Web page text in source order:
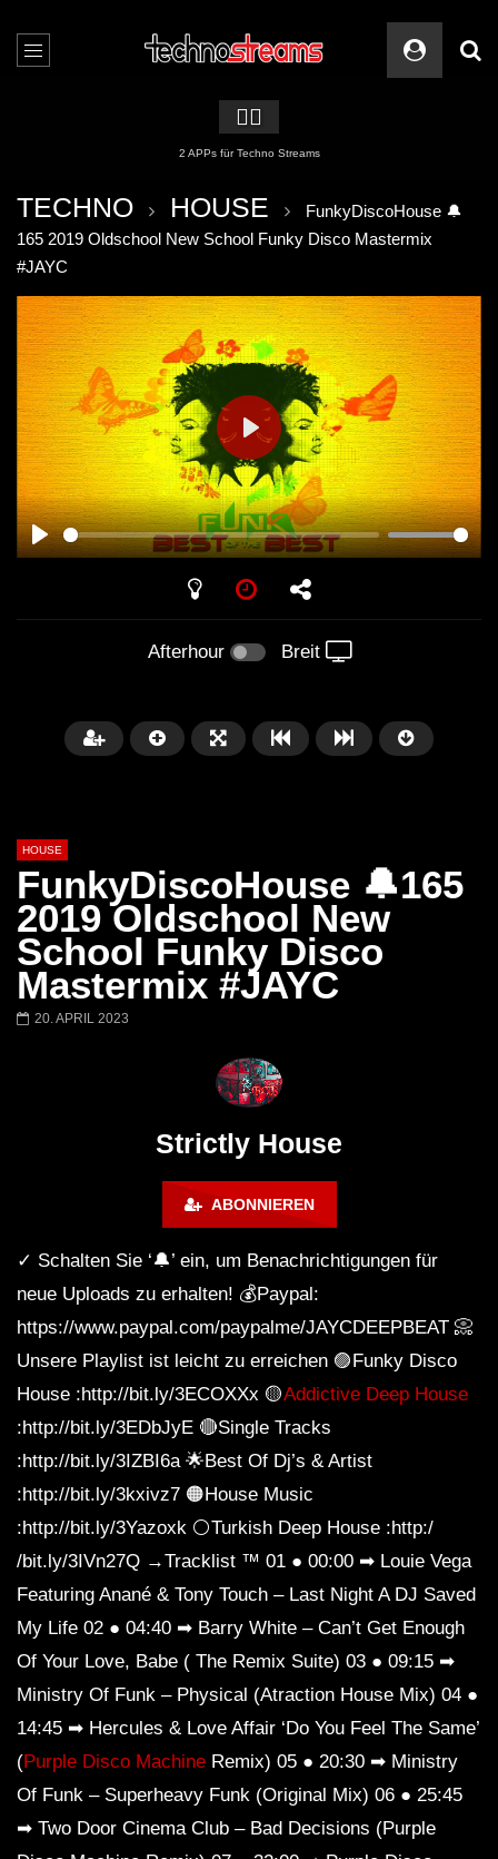
🏳️‍🌈
2 APPs für Techno Streams
TECHNO HOUSE
FunkyDiscoHouse 🔔
165 2019 Oldschool New School Funky Disco Mastermix
#JAYC
PLAY
PLAY
Afterhour Breit
Später
00:20:23
Honey Dijon- Escenario Villa
Maravilla @ Tecate Pal Norte
2023 Monterrey NL 3 31 23
DENNIS FERRER
HOUSE
FunkyDiscoHouse 🔔165
2019 Oldschool New
School Funky Disco
Mastermix #JAYC
20. APRIL 2023
Strictly House
ABONNIEREN
✓ Schalten Sie ‘🔔’ ein, um Benachrichtigungen für
neue Uploads zu erhalten! 💰Paypal:
https://www.paypal.com/paypalme/JAYCDEEPBEAT 📀
Unsere Playlist ist leicht zu erreichen 🟣Funky Disco
House :http://bit.ly/3ECOXXx 🟡Addictive Deep House
:http://bit.ly/3EDbJyE 🔴Single Tracks
:http://bit.ly/3IZBI6a 🌟Best Of Dj’s & Artist
:http://bit.ly/3kxivz7 🟠House Music
:http://bit.ly/3Yazoxk ⚪Turkish Deep House :http:/
/bit.ly/3IVn27Q →Tracklist ™ 01 ● 00:00 ➡ Louie Vega
Featuring Anané & Tony Touch – Last Night A DJ Saved
My Life 02 ● 04:40 ➡ Barry White – Can’t Get Enough
Of Your Love, Babe ( The Remix Suite) 03 ● 09:15 ➡
Ministry Of Funk – Physical (Atraction House Mix) 04 ●
14:45 ➡ Hercules & Love Affair ‘Do You Feel The Same’
(Purple Disco Machine Remix) 05 ● 20:30 ➡ Ministry
Of Funk – Superheavy Funk (Original Mix) 06 ● 25:45
➡ Two Door Cinema Club – Bad Decisions (Purple